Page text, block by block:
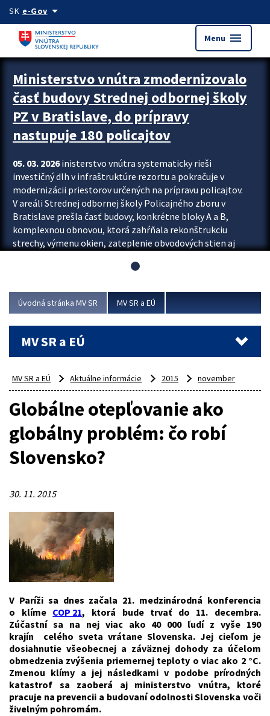
Preskocit na hlavný obsah
SK e-Govarrow_drop_down
Menu menu
Ministerstvo vnútra zmodernizovalo
časť budovy Strednej odbornej školy
PZ v Bratislave, do prípravy
nastupuje 180 policajtov
05. 03. 2026inisterstvo vnútra systematicky rieši
investičný dlh v infraštruktúre rezortu a pokračuje v
modernizácii priestorov určených na prípravu policajtov.
V areáli Strednej odbornej školy Policajného zboru v
Bratislave prešla časť budovy, konkrétne bloky A a B,
komplexnou obnovou, ktorá zahŕňala rekonštrukciu
strechy, výmenu okien, zateplenie obvodových stien aj
aj interiéru, kde vznikli nové učebne a moderné
Viac
Úvodná stránka MV SR MV SR a EÚ
MV SR a EÚ
MV SR a EÚ Aktuálne informácie 2015 november
Globálne otepľovanie ako
globálny problém: čo robí
Slovensko?
30. 11. 2015
V Paríži sa dnes začala 21. medzinárodná konferencia
o klíme COP 21, ktorá bude trvať do 11. decembra.
Zúčastní sa na nej viac ako 40 000 ľudí z vyše 190
krajín celého sveta vrátane Slovenska. Jej cieľom je
dosiahnutie všeobecnej a záväznej dohody za účelom
obmedzenia zvýšenia priemernej teploty o viac ako 2 °C.
Zmenou klímy a jej následkami v podobe prírodných
katastrof sa zaoberá aj ministerstvo vnútra, ktoré
pracuje na prevencii a budovaní odolnosti Slovenska voči
živelným pohromám.